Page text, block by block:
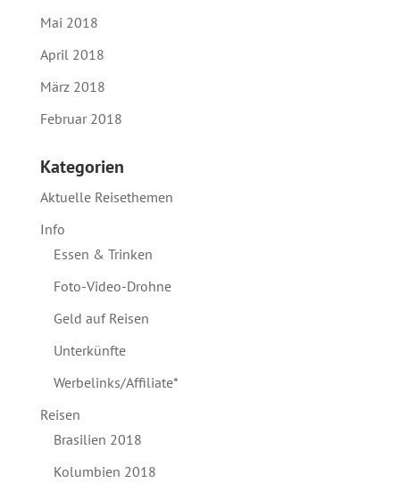
Mai 2018
April 2018
März 2018
Februar 2018
Kategorien
Aktuelle Reisethemen
Info
Essen & Trinken
Foto-Video-Drohne
Geld auf Reisen
Unterkünfte
Werbelinks/Affiliate*
Reisen
Brasilien 2018
Kolumbien 2018